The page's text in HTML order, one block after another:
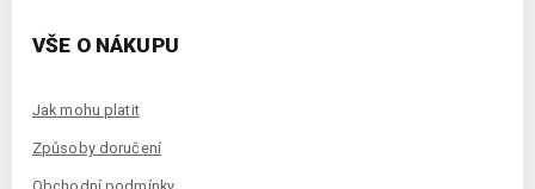
VŠE O NÁKUPU
Jak mohu platit
Způsoby doručení